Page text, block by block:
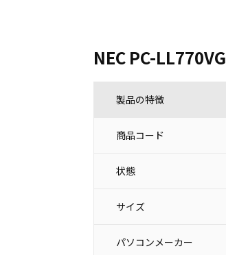
NEC PC-LL770VG
製品の特徴
商品コード
状態
サイズ
パソコンメーカー